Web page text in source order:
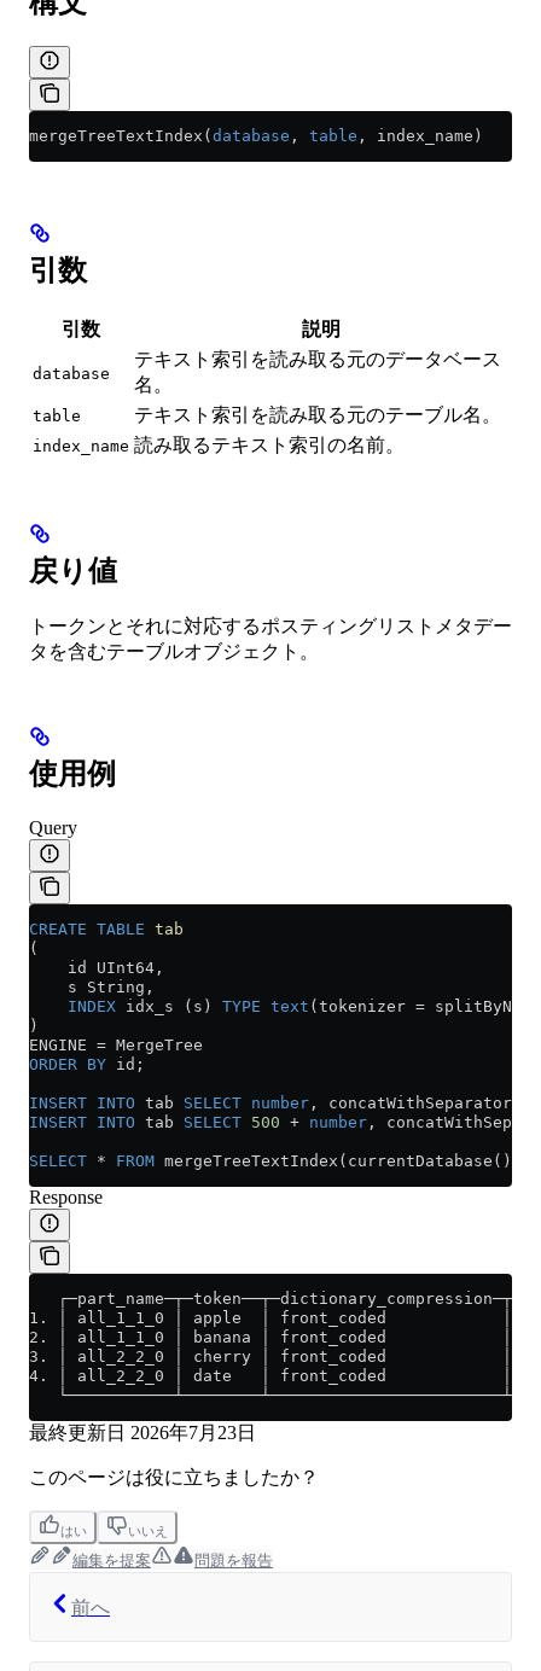
mergeTreeTextIndex( database , table , index_name)
引数
引数 説明
database
テキスト索引を読み取る元のデータベース
名。
table テキスト索引を読み取る元のテーブル名。
index_name 読み取るテキスト索引の名前。
戻り値
トークンとそれに対応するポスティングリストメタデー
タを含むテーブルオブジェクト。
使用例
Query
CREATE TABLE tab
(
    id UInt64,
    s String,
    INDEX
idx_s (s) TYPE text (tokenizer =
)
ENGINE = MergeTree
ORDER BY id;
INSERT INTO tab SELECT number , concatWithSeparator(
INSERT INTO tab SELECT 500 + number ,
SELECT * FROM
Response
1. │ all_1_1_0 │ apple  │ front_coded
2. │ all_1_1_0 │ banana │ front_coded
3. │ all_2_2_0 │ cherry │ front_coded
4. │ all_2_2_0 │ date   │ front_coded
最終更新日 2026年7月23日
このページは役に立ちましたか？
はい いいえ
編集を提案 問題を報告
前へ